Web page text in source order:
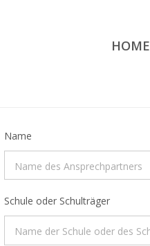
HOME
Name
Schule oder Schulträger